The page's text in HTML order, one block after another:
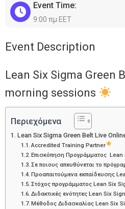
Event Time:
9:00 πμ EET
Event Description
Lean Six Sigma Green
morning sessions
Περιεχόμενα
Lean Six Sigma Green Belt Live
Accredited Training Partner
Επισκόπηση Προγράμματος
Σε ποιους απευθύνεται το
Προαπαιτούμενα εκπαίδευσης
Στόχος προγράμματος Lean Six
Διδακτικές ενότητες Lean Six
Μέθοδος Διδασκαλίας Lean Six